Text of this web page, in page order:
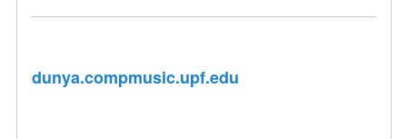
dunya.compmusic.upf.edu